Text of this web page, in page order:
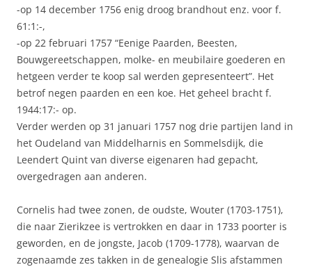
-op 14 december 1756 enig droog brandhout enz. voor f.
61:1:-,
-op 22 februari 1757 “Eenige Paarden, Beesten,
Bouwgereetschappen, molke- en meubilaire goederen en
hetgeen verder te koop sal werden gepresenteert”. Het
betrof negen paarden en een koe. Het geheel bracht f.
1944:17:- op.
Verder werden op 31 januari 1757 nog drie partijen land in
het Oudeland van Middelharnis en Sommelsdijk, die
Leendert Quint van diverse eigenaren had gepacht,
overgedragen aan anderen.
Cornelis had twee zonen, de oudste, Wouter (1703-1751),
die naar Zierikzee is vertrokken en daar in 1733 poorter is
geworden, en de jongste, Jacob (1709-1778), waarvan de
zogenaamde zes takken in de genealogie Slis afstammen